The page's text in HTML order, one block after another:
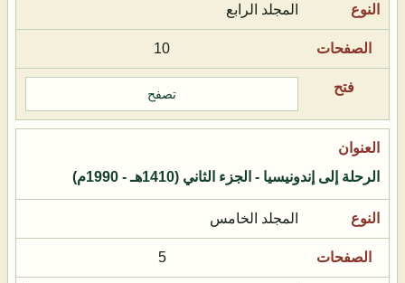
المجلد الرابع
10
تصفح
الرحلة إلى إندونيسيا - الجزء الثاني (1410هـ - 1990م)
المجلد الخامس
5